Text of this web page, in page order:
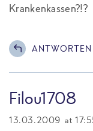
Krankenkassen?!?
ANTWORTEN
Filou1708
13.03.2009 at